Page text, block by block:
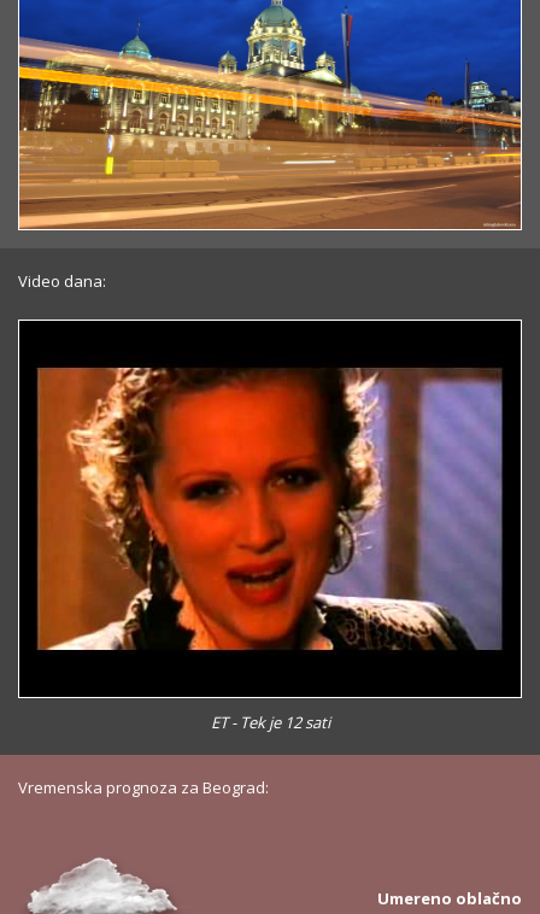
Video dana:
ET - Tek je 12 sati
Vremenska prognoza za Beograd:
Umereno oblačno